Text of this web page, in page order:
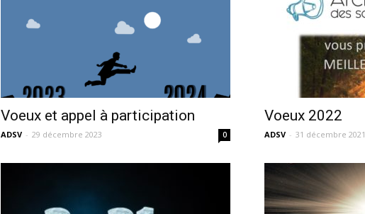
Voeux et appel à participation
ADSV - 29 décembre 2023 0
Voeux 2022
ADSV - 31 décembre 2021